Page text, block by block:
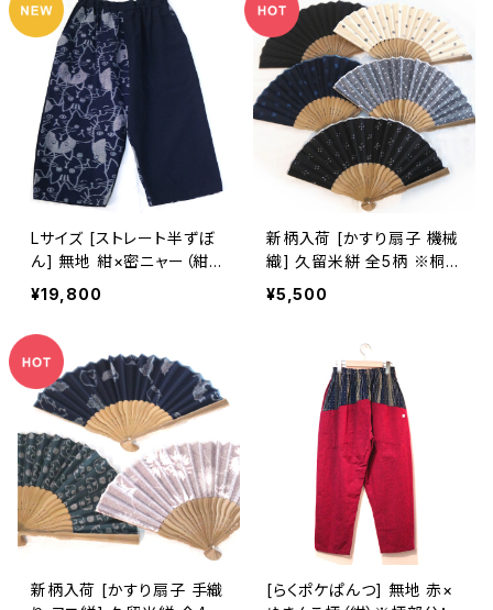
Lサイズ [ストレート半ずぼ
ん] 無地 紺×密ニャー（紺）
※柄部分：手織り久留米絣
使用 池田絣工房
¥19,800
新柄入荷 [かすり扇子 機械
織] 久留米絣 全5柄 ※桐箱
入り可(別途200円)
¥5,500
新柄入荷 [かすり扇子 手織
[らくポケぱんつ] 無地 赤×